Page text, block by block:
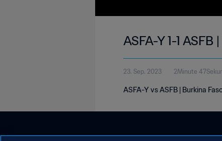
ASFA-Y 1-1
23. Sep. 2023 2Minute
ASFA-Y vs ASFB | Burkina